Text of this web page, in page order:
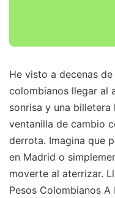
He visto a decenas
colombianos llegar al
sonrisa y una
ventanilla de cambio
derrota. Imagina que
en Madrid o
moverte al aterrizar.
Pesos Colombianos A